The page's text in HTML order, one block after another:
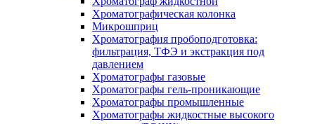
Хроматографическая колонка
Микрошприц
Хроматография пробоподготовка:
фильтрация, ТФЭ и экстракция под
давлением
Хроматографы газовые
Хроматографы гель-проникающие
Хроматографы промышленные
Хроматографы жидкостные высокого